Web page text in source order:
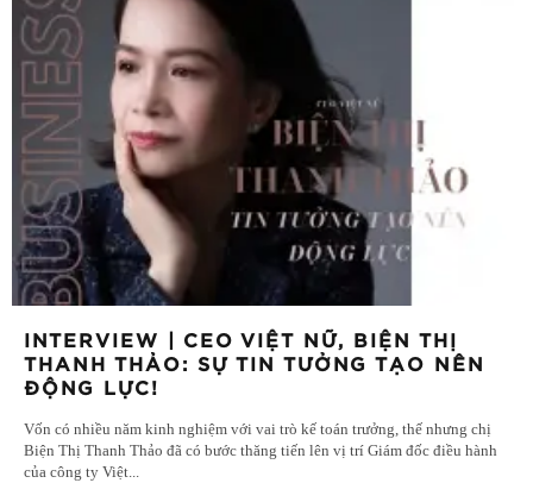
INTERVIEW | CEO VIỆT NỮ, BIỆN THỊ
THANH THẢO: SỰ TIN TƯỞNG TẠO NÊN
ĐỘNG LỰC!
Vốn có nhiều năm kinh nghiệm với vai trò kế toán trưởng, thế nhưng chị
Biện Thị Thanh Thảo đã có bước thăng tiến lên vị trí Giám đốc điều hành
của công ty Việt...